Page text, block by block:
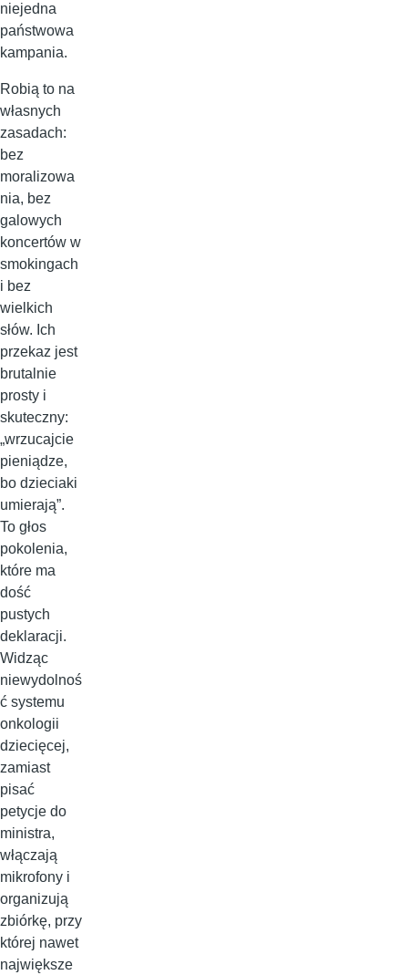
niejedna
państwowa
kampania.
Robią to na
własnych
zasadach:
bez
moralizowa
nia, bez
galowych
koncertów w
smokingach
i bez
wielkich
słów. Ich
przekaz jest
brutalnie
prosty i
skuteczny:
„wrzucajcie
pieniądze,
bo dzieciaki
umierają”.
To głos
pokolenia,
które ma
dość
pustych
deklaracji.
Widząc
niewydolnoś
ć systemu
onkologii
dziecięcej,
zamiast
pisać
petycje do
ministra,
włączają
mikrofony i
organizują
zbiórkę, przy
której nawet
największe